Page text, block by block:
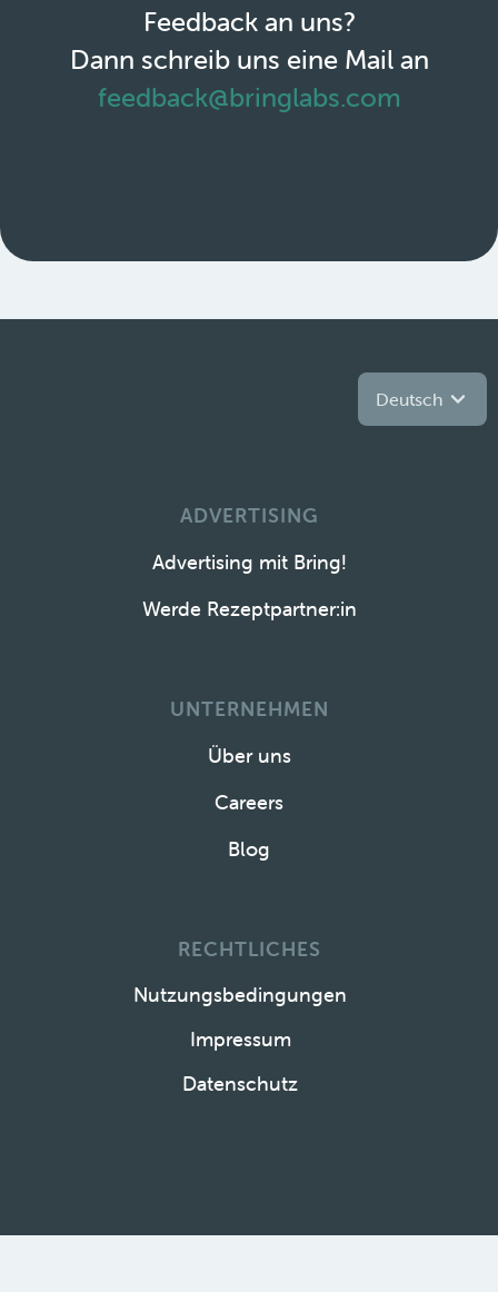
Feedback an uns?
Dann schreib uns eine Mail an
feedback@bringlabs.com
Deutsch
ADVERTISING
Advertising mit Bring!
Werde Rezeptpartner:in
UNTERNEHMEN
Über uns
Careers
Blog
RECHTLICHES
Nutzungsbedingungen
Impressum
Datenschutz